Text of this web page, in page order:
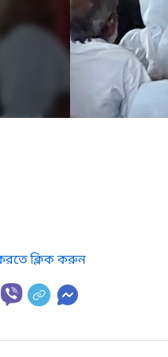
ক্লিক করুন